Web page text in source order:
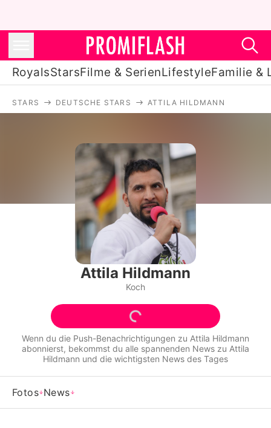
RoyalsStarsFilme & SerienLifestyleFamilie &
Filme & Serien
Lifestyle
Familie & Liebe
Promiflash Exklusiv
Alle Themen auf Promiflash
Jobs
App runterladen
Team
Impressum
STARS DEUTSCHE STARS ATTILA HILDMANN
Attila Hildmann
Koch
Wenn du die Push-Benachrichtigungen zu Attila Hildmann
abonnierst, bekommst du alle spannenden News zu Attila
Hildmann und die wichtigsten News des Tages
Fotos News